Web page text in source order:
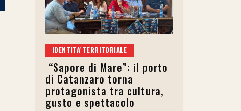
IDENTITA' TERRITORIALE
“Sapore di Mare”: il porto
di Catanzaro torna
protagonista tra cultura,
gusto e spettacolo